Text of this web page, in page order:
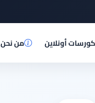
كورسات أونلاين من نحن